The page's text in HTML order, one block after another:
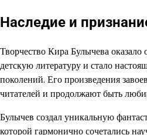
Наследие и
Творчество Кира Булычева
детскую литературу и стало
поколений. Его произведения
читателей и продолжают быть
Булычев создал уникальную
которой гармонично сочетались